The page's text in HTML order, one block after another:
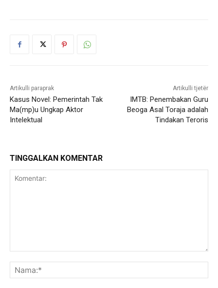
Artikulli paraprak
Kasus Novel: Pemerintah Tak
Ma(mp)u Ungkap Aktor
Intelektual
Artikulli tjetër
IMTB: Penembakan Guru
Beoga Asal Toraja adalah
Tindakan Teroris
TINGGALKAN KOMENTAR